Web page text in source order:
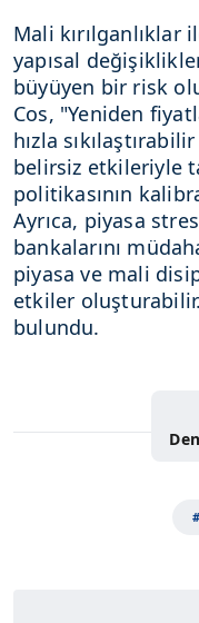
Mali kırılganlıklar
yapısal
büyüyen bir risk
Cos, "Yeniden
hızla
belirsiz etkileriyle
politikasının
Ayrıca, piyasa
bankalarını
piyasa ve mali
etkiler
bulundu.